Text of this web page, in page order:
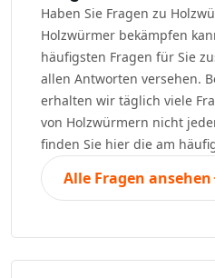
Haben Sie Fragen zu
Holzwürmer bekämpfen
häufigsten Fragen für Sie
allen Antworten versehen.
erhalten wir täglich viele
von Holzwürmern nicht
finden Sie hier die am
Alle Fragen ansehen